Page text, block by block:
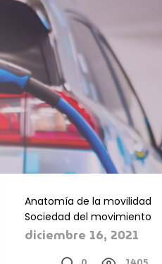
Anatomía de la movilidad
Sociedad del movimiento
diciembre 16, 2021